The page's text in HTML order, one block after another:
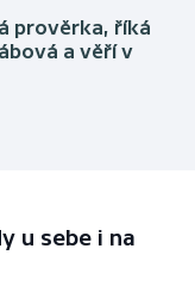
prověrka, říká
a věří v
u sebe i na